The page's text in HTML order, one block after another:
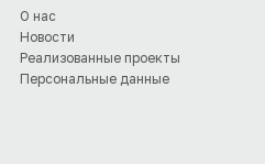
О нас
Новости
Реализованные проекты
Персональные данные